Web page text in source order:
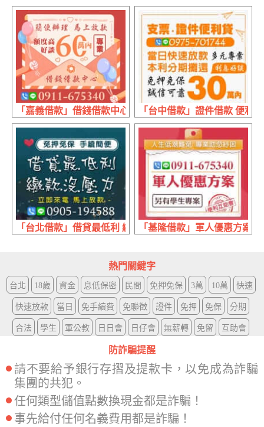
「嘉義借款」借錢借款中心 額度高好談 | 60萬 馬上放款
「台中借款」證件借款 便利
「台北借款」借貸最低利 繳款沒壓力 | 立即來電 馬上放款
「基隆借款」軍人優惠方案
熱門關鍵字
台北 18歲 資金 息低保密 民間 免押免保 3萬 10萬 快速
快速放款 當日 免手續費 免聯徵 證件 免押 免保 分期
合法 學生 軍公教 日日會 日仔會 無薪轉 免留 互助會
防詐騙提醒
請不要給予銀行存摺及提款卡，以免成為詐騙
集團的共犯。
任何類型儲值點數換現金都是詐騙！
事先給付任何名義費用都是詐騙！